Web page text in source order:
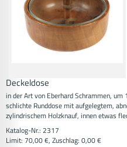
Deckeldose
in der Art von Eberhard Schrammen,
schlichte Runddose mit aufgelegtem,
zylindrischem Holzknauf, innen etwas
Katalog-Nr.: 2317
Limit: 70,00 €, Zuschlag: 0,00 €